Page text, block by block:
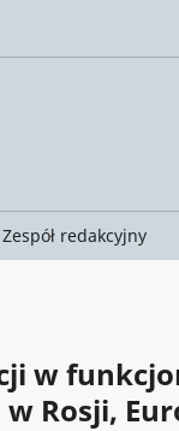
Zespół redakcyjny
w
Rosji,